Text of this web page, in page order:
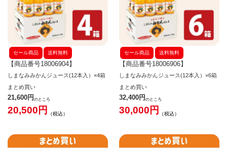
セール商品 送料無料
【商品番号18006904】
しまなみみかんジュース(12本入）×4箱
まとめ買い
21,600 のところ
20,500 税込
セール商品 送料無料
【商品番号18006906】
しまなみみかんジュース(12本入）×6箱
まとめ買い
32,400 のところ
30,000 税込